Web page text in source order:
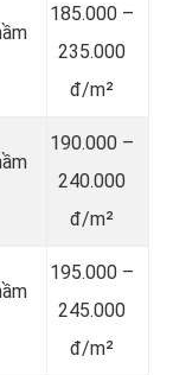
185.000 –
235.000
đ/m²
190.000 –
240.000
đ/m²
195.000 –
245.000
đ/m²